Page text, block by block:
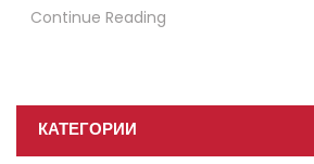
Continue Reading
КАТЕГОРИИ